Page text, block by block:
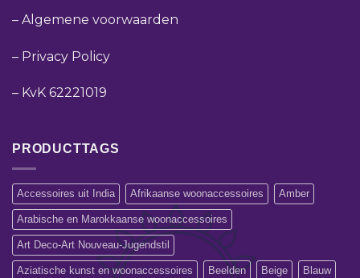
– Algemene voorwaarden
– Privacy Policy
– KvK 62221019
PRODUCTTAGS
Accessoires uit India Afrikaanse woonaccessoires Amber
Arabische en Marokkaanse woonaccessoires
Art Deco-Art Nouveau-Jugendstil
Aziatische kunst en woonaccessoires Beelden Beige Blauw